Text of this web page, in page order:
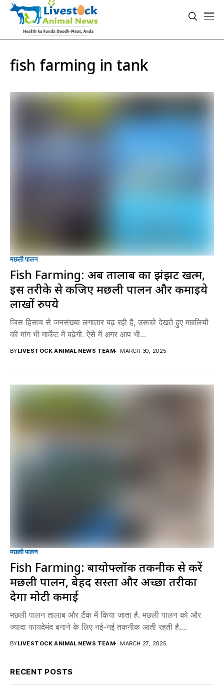
fish farming in tank
मछली पालन
Fish Farming: अब तालाब का झंझट खत्म,
इस तरीके से कीजिए मछली पालन और कमाइये
लाखाें रुपये
जिस हिसाब से जनसंख्या लगातार बढ़ रही है, उसको देखते हुए मछलियों
की मांग भी मार्केट में बढ़ेगी. ऐसे में अगर आप भी...
BYLIVESTOCK ANIMAL NEWS TEAM MARCH 30, 2025
मछली पालन
Fish Farming: बायोफ्लॉक तकनीक से करें
मछली पालन, बेहद सस्ता और अच्छा तरीका
देगा मोटी कमाई
मछली पालन तालाब और टैंक में किया जाता है. मछली पालन को और
ज्यादा फायदेमंद बनाने के लिए नई-नई तकनीक आती रहती है....
BYLIVESTOCK ANIMAL NEWS TEAM MARCH 27, 2025
RECENT POSTS